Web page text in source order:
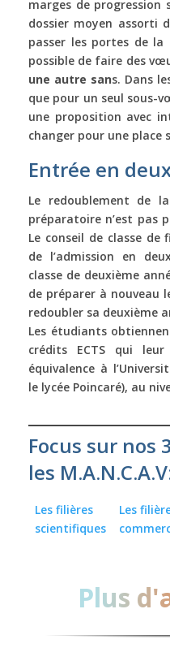
marges de progression
dossier moyen assorti
passer les portes de la
possible de faire des
une autre sans. Dans
que pour un seul sous-
une proposition avec
changer pour une place
Entrée en
Le redoublement de
préparatoire n’est pas
Le conseil de classe de
de l’admission en
classe de deuxième
de préparer à nouveau
redoubler sa deuxième
Les étudiants
crédits ECTS qui
équivalence à
le lycée Poincaré), au
Focus sur nos
les
Les filières
scientifiques
Les
Plus